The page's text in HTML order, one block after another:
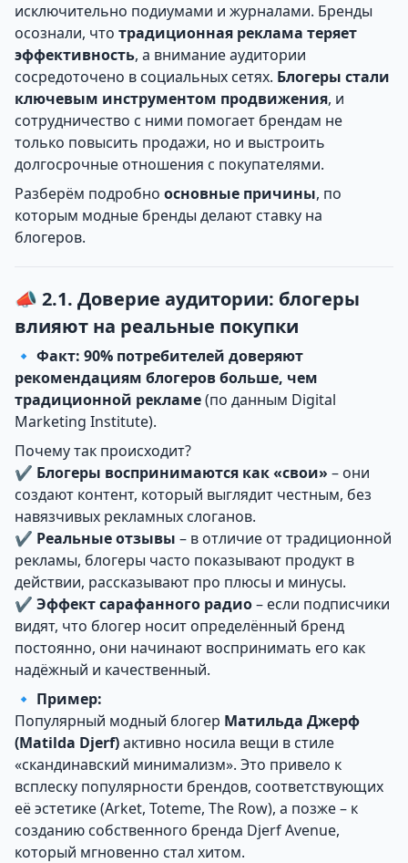
исключительно подиумами и журналами. Бренды
осознали, что традиционная реклама теряет
эффективность, а внимание аудитории
сосредоточено в социальных сетях. Блогеры стали
ключевым инструментом продвижения, и
сотрудничество с ними помогает брендам не
только повысить продажи, но и выстроить
долгосрочные отношения с покупателями.
Разберём подробно основные причины, по
которым модные бренды делают ставку на
блогеров.
📣 2.1. Доверие аудитории: блогеры
влияют на реальные покупки
🔹 Факт: 90% потребителей доверяют
рекомендациям блогеров больше, чем
традиционной рекламе(по данным Digital
Marketing Institute).
Почему так происходит?
✔ Блогеры воспринимаются как «свои» – они
создают контент, который выглядит честным, без
навязчивых рекламных слоганов.
✔ Реальные отзывы – в отличие от традиционной
рекламы, блогеры часто показывают продукт в
действии, рассказывают про плюсы и минусы.
✔ Эффект сарафанного радио– если подписчики
видят, что блогер носит определённый бренд
постоянно, они начинают воспринимать его как
надёжный и качественный.
🔹 Пример:
Популярный модный блогер Матильда Джерф
(Matilda Djerf)активно носила вещи в стиле
«скандинавский минимализм». Это привело к
всплеску популярности брендов, соответствующих
её эстетике (Arket, Toteme, The Row), а позже – к
созданию собственного бренда Djerf Avenue,
который мгновенно стал хитом.